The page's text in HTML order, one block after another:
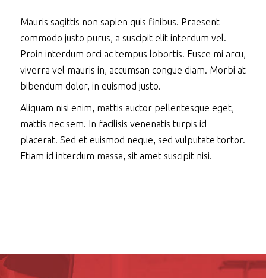
Mauris sagittis non sapien quis finibus. Praesent
commodo justo purus, a suscipit elit interdum vel.
Proin interdum orci ac tempus lobortis. Fusce mi arcu,
viverra vel mauris in, accumsan congue diam. Morbi at
bibendum dolor, in euismod justo.
Aliquam nisi enim, mattis auctor pellentesque eget,
mattis nec sem. In facilisis venenatis turpis id
placerat. Sed et euismod neque, sed vulputate tortor.
Etiam id interdum massa, sit amet suscipit nisi.